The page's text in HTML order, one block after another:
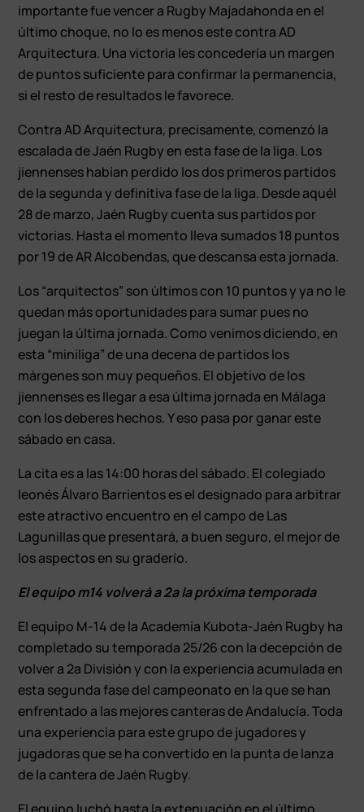
importante fue vencer a Rugby Majadahonda en el
último choque, no lo es menos este contra AD
Arquitectura. Una victoria les concedería un margen
de puntos suficiente para confirmar la permanencia,
si el resto de resultados le favorece.
Contra AD Arquitectura, precisamente, comenzó la
escalada de Jaén Rugby en esta fase de la liga. Los
jiennenses habían perdido los dos primeros partidos
de la segunda y definitiva fase de la liga. Desde aquél
28 de marzo, Jaén Rugby cuenta sus partidos por
victorias. Hasta el momento lleva sumados 18 puntos
por 19 de AR Alcobendas, que descansa esta jornada.
Los “arquitectos” son últimos con 10 puntos y ya no le
quedan más oportunidades para sumar pues no
juegan la última jornada. Como venimos diciendo, en
esta “miniliga” de una decena de partidos los
márgenes son muy pequeños. El objetivo de los
jiennenses es llegar a esa última jornada en Málaga
con los deberes hechos. Y eso pasa por ganar este
sábado en casa.
La cita es a las 14:00 horas del sábado. El colegiado
leonés Álvaro Barrientos es el designado para arbitrar
este atractivo encuentro en el campo de Las
Lagunillas que presentará, a buen seguro, el mejor de
los aspectos en su graderío.
El equipo m14 volverá a 2ª la próxima temporada
El equipo M-14 de la Academia Kubota-Jaén Rugby ha
completado su temporada 25/26 con la decepción de
volver a 2ª División y con la experiencia acumulada en
esta segunda fase del campeonato en la que se han
enfrentado a las mejores canteras de Andalucía. Toda
una experiencia para este grupo de jugadores y
jugadoras que se ha convertido en la punta de lanza
de la cantera de Jaén Rugby.